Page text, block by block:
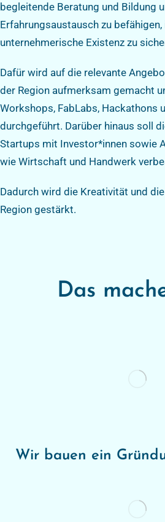
begleitende Beratung und Bildung
Erfahrungsaustausch zu
unternehmerische Existenz zu
Dafür wird auf die relevante
der Region aufmerksam gemacht
Workshops, FabLabs, Hackathons
durchgeführt. Darüber hinaus soll
Startups mit Investor*innen sowie
wie Wirtschaft und Handwerk
Dadurch wird die Kreativität und
Region gestärkt.
Das
Wir bauen ein